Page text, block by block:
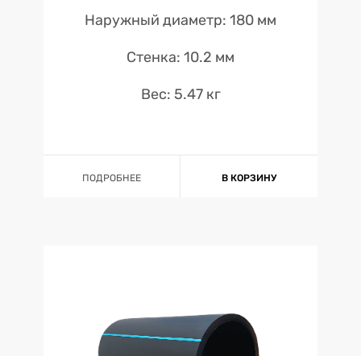
Наружный диаметр: 180 мм
Стенка: 10.2 мм
Вес: 5.47 кг
ПОДРОБНЕЕ В КОРЗИНУ